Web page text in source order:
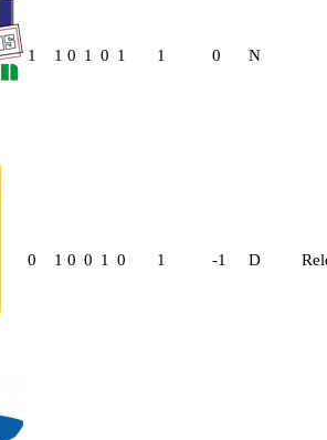
1 1 0 1 0 1 1 0 N
0 1 0 0 1 0 1 -1 D